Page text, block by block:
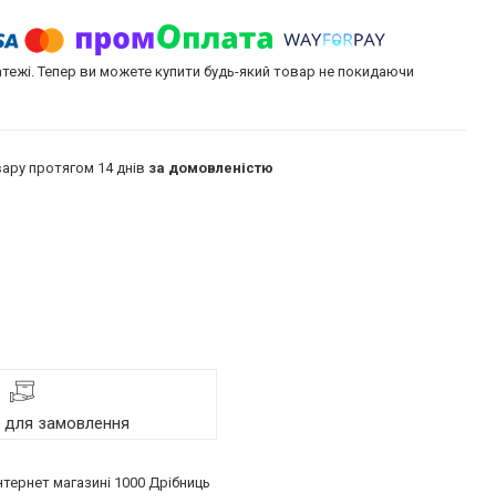
Тепер ви можете купити будь-який товар не покидаючи
протягом 14 днів за домовленістю
для замовлення
магазині 1000 Дрібниць